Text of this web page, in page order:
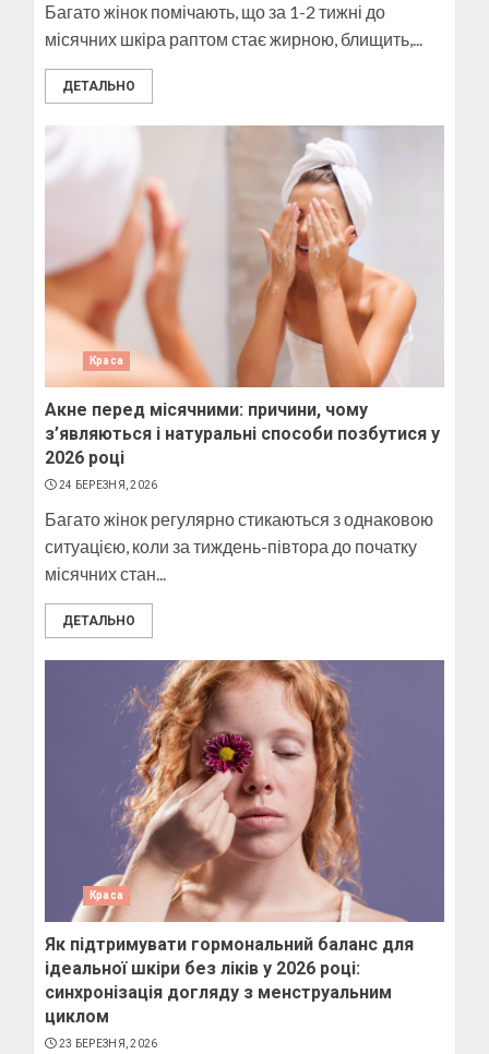
Багато жінок помічають, що за 1-2 тижні до
місячних шкіра раптом стає жирною, блищить,...
ДЕТАЛЬНО
Краса
Акне перед місячними: причини, чому
з’являються і натуральні способи позбутися у
2026 році
24 БЕРЕЗНЯ, 2026
Багато жінок регулярно стикаються з однаковою
ситуацією, коли за тиждень-півтора до початку
місячних стан...
ДЕТАЛЬНО
Краса
Як підтримувати гормональний баланс для
ідеальної шкіри без ліків у 2026 році:
синхронізація догляду з менструальним
циклом
23 БЕРЕЗНЯ, 2026